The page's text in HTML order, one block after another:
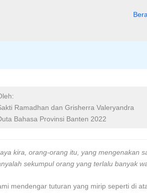
Ramadhan dan Grisherra Valeryandra
Bahasa Provinsi Banten 2022
kira, orang-orang itu, yang mengenakan
sekumpul orang yang terlalu banyak
mendengar tuturan yang mirip seperti di